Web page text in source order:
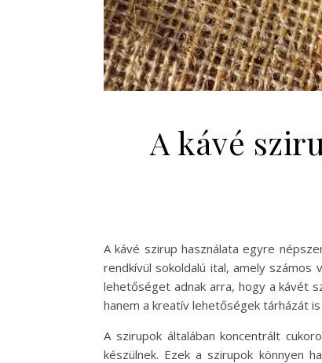
A kávé
A kávé szirup használata egyre
rendkívül sokoldalú ital, amely
lehetőséget adnak arra, hogy a kávét
hanem a kreatív lehetőségek tárházát
A szirupok általában koncentrált
készülnek. Ezek a szirupok könnyen